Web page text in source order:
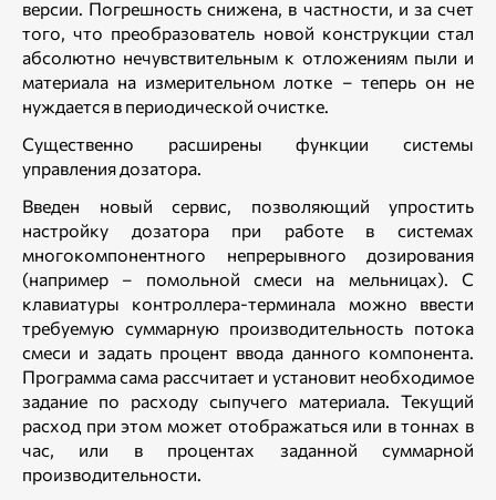
версии. Погрешность снижена, в частности, и за счет
того, что преобразователь новой конструкции стал
абсолютно нечувствительным к отложениям пыли и
материала на измерительном лотке – теперь он не
нуждается в периодической очистке.
Существенно расширены функции системы
управления дозатора.
Введен новый сервис, позволяющий упростить
настройку дозатора при работе в системах
многокомпонентного непрерывного дозирования
(например – помольной смеси на мельницах). С
клавиатуры контроллера-терминала можно ввести
требуемую суммарную производительность потока
смеси и задать процент ввода данного компонента.
Программа сама рассчитает и установит необходимое
задание по расходу сыпучего материала. Текущий
расход при этом может отображаться или в тоннах в
час, или в процентах заданной суммарной
производительности.